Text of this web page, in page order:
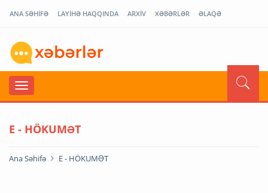
ANA SƏHİFƏ LAYİHƏ HAQQINDA ARXİV XƏBƏRLƏR ƏLAQƏ
E - HÖKUMƏT
Ana Səhifə E - HÖKUMƏT